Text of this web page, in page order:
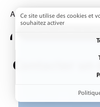
Accueil Annuaires
Contacter un
Ce site utilise des cookies et
souhaitez activer